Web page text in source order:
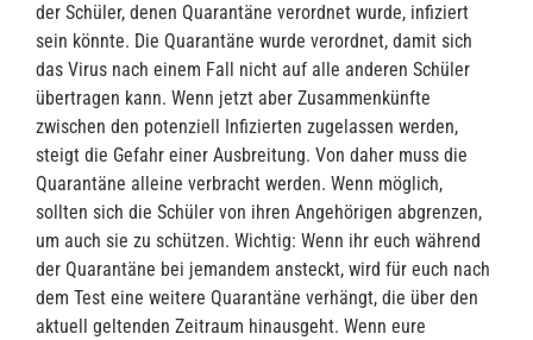
der Schüler, denen Quarantäne verordnet wurde, infiziert
sein könnte. Die Quarantäne wurde verordnet, damit sich
das Virus nach einem Fall nicht auf alle anderen Schüler
übertragen kann. Wenn jetzt aber Zusammenkünfte
zwischen den potenziell Infizierten zugelassen werden,
steigt die Gefahr einer Ausbreitung. Von daher muss die
Quarantäne alleine verbracht werden. Wenn möglich,
sollten sich die Schüler von ihren Angehörigen abgrenzen,
um auch sie zu schützen. Wichtig: Wenn ihr euch während
der Quarantäne bei jemandem ansteckt, wird für euch nach
dem Test eine weitere Quarantäne verhängt, die über den
aktuell geltenden Zeitraum hinausgeht. Wenn eure